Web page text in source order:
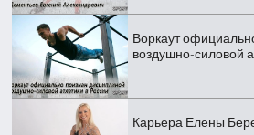
Воркаут
воздушно-силовой
Карьера Елены